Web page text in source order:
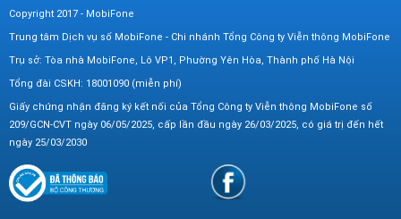
Copyright 2017 - MobiFone
Trung tâm Dịch vụ số MobiFone - Chi nhánh Tổng Công ty Viễn thông MobiFone
Trụ sở: Tòa nhà MobiFone, Lô VP1, Phường Yên Hòa, Thành phố Hà Nội
Tổng đài CSKH: 18001090 (miễn phí)
Giấy chứng nhận đăng ký kết nối của Tổng Công ty Viễn thông MobiFone số
209/GCN-CVT ngày 06/05/2025, cấp lần đầu ngày 26/03/2025, có giá trị đến hết
ngày 25/03/2030